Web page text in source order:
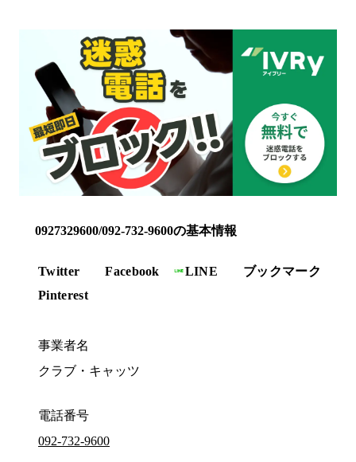
0927329600/092-732-9600の基本情報
Twitter Facebook LINE
ブックマーク
Pinterest
事業者名
クラブ・キャッツ
電話番号
092-732-9600